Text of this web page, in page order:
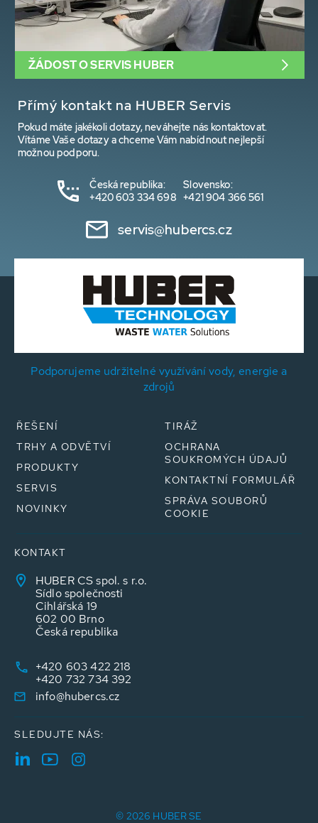
Přímý kontakt na HUBER Servis
Pokud máte jakékoli dotazy, neváhejte nás kontaktovat.
Vítáme Vaše dotazy a chceme Vám nabídnout nejlepší
možnou podporu.
Česká republika:
+420 603 334 698
Slovensko:
+421 904 366 561
servis@hubercs.cz
ŽÁDOST O SERVIS HUBER
Podporujeme udržitelné využívání vody, energie a
zdrojů
ŘEŠENÍ
TRHY A ODVĚTVÍ
PRODUKTY
SERVIS
NOVINKY
TIRÁŽ
OCHRANA
SOUKROMÝCH ÚDAJŮ
KONTAKTNÍ FORMULÁŘ
SPRÁVA SOUBORŮ
COOKIE
KONTAKT
HUBER CS spol. s r.o.
Sídlo společnosti
Cihlářská 19
602 00 Brno
Česká republika
+420 603 422 218
+420 732 734 392
info@hubercs.cz
SLEDUJTE NÁS:
© 2026 HUBER SE